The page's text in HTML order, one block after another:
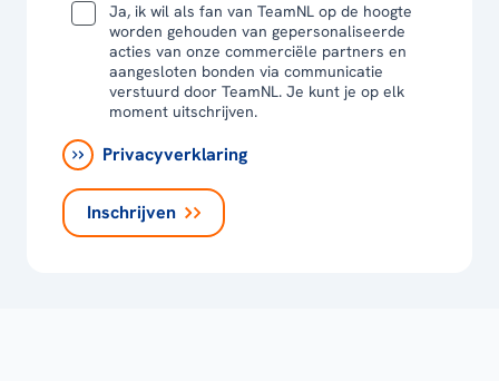
Ja, ik wil als fan van TeamNL op de hoogte
worden gehouden van gepersonaliseerde
acties van onze commerciële partners en
aangesloten bonden via communicatie
verstuurd door TeamNL. Je kunt je op elk
moment uitschrijven.
Privacyverklaring
Inschrijven